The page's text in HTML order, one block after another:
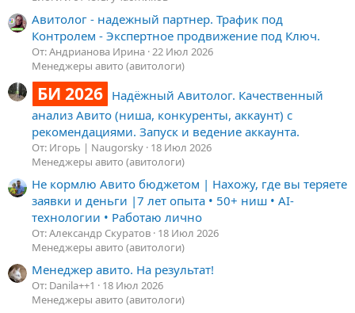
Авитолог - надежный партнер. Трафик под
Контролем - Экспертное продвижение под Ключ.
От: Андрианова Ирина 22 Июл 2026
Менеджеры авито (авитологи)
БИ 2026 Надёжный Авитолог. Качественный
анализ Авито (ниша, конкуренты, аккаунт) с
рекомендациями. Запуск и ведение аккаунта.
От: Игорь | Naugorsky 18 Июл 2026
Менеджеры авито (авитологи)
Не кормлю Авито бюджетом | Нахожу, где вы теряете
заявки и деньги |7 лет опыта • 50+ ниш • AI-
технологии • Работаю лично
От: Александр Скуратов 18 Июл 2026
Менеджеры авито (авитологи)
Менеджер авито. На результат!
От: Danila++1
18 Июл 2026
Менеджеры авито (авитологи)